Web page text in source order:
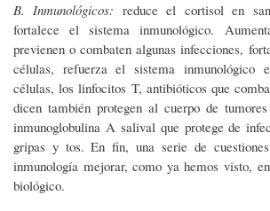
B. Inmunológicos: reduce el cortisol en
fortalece el sistema inmunológico.
previenen o combaten algunas infecciones,
células, refuerza el sistema inmunológico
células, los linfocitos T, antibióticos que
dicen también protegen al cuerpo de
inmunoglobulina A salival que protege de
gripas y tos. En fin, una serie de
inmunología mejorar, como ya hemos visto,
biológico.